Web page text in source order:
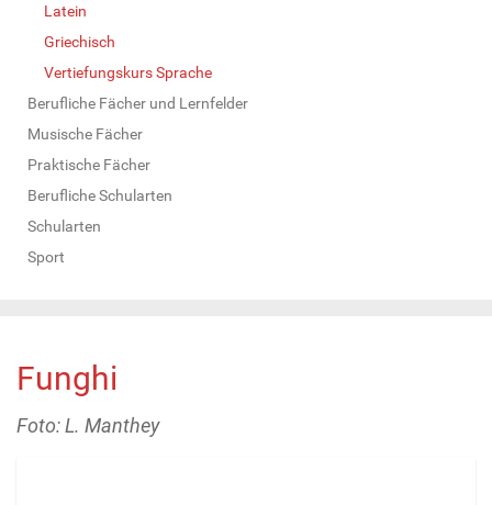
Latein
Griechisch
Vertiefungskurs Sprache
Berufliche Fächer und Lernfelder
Musische Fächer
Praktische Fächer
Berufliche Schularten
Schularten
Sport
Funghi
Foto: L. Manthey